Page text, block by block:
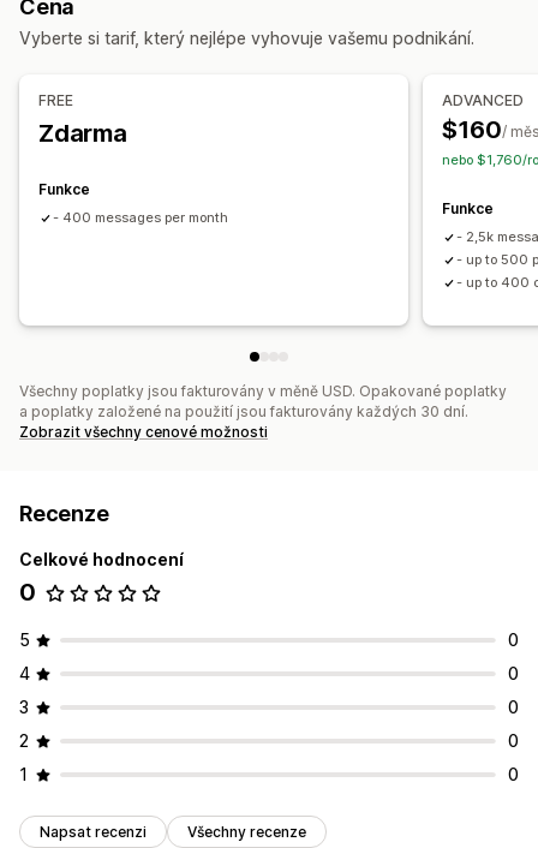
Sledování chování
Užitečné informace o zákaznících
Přizpůsobení
Barva a písmo Okno chatu
Cena
Vyberte si tarif, který nejlépe vyhovuje vašemu podnikání.
FREE
Zdarma
Funkce
- 400 messages per month
ADVANCED
$160/
nebo $1,760/
Funkce
- 2,5k
- up to 500
- up to 400
Všechny poplatky jsou fakturovány v měně USD. Opakované poplatky
a poplatky založené na použití jsou fakturovány každých 30 dní.
Zobrazit všechny cenové možnosti
Recenze
Celkové hodnocení
0
5
0
4
0
3
0
2
0
1
0
Napsat recenzi Všechny recenze